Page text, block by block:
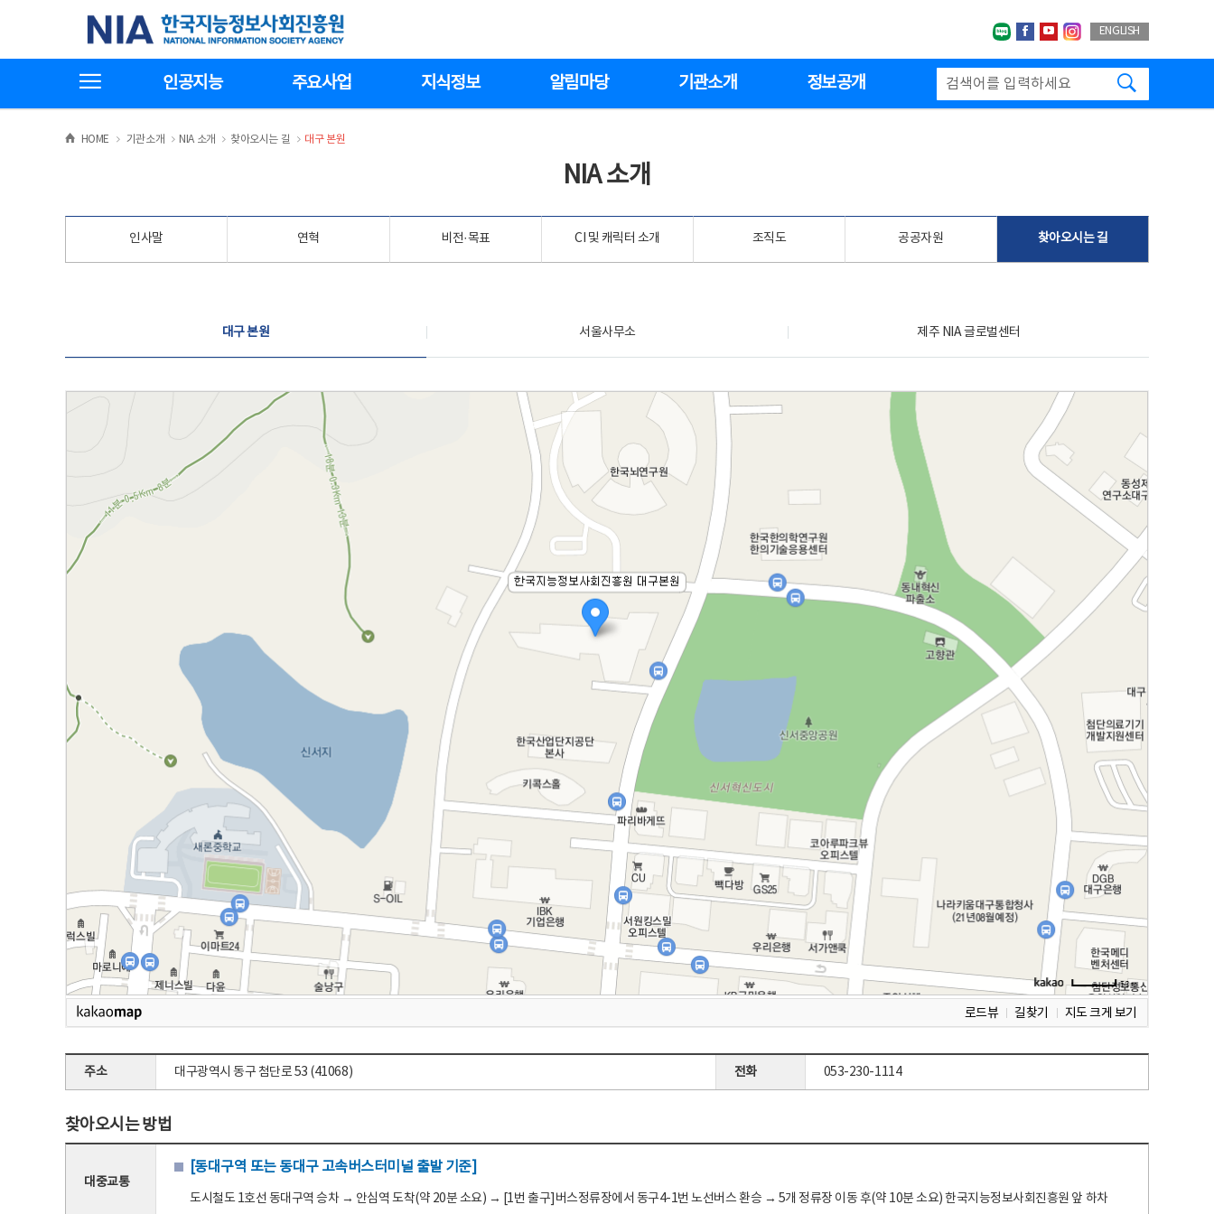
기
한국지능정보사회진흥원
네이버블로그
페이스북
유투브인스타그랩
ENGLISH
인공지능 주요사업 지식정보 알림마당 기관소개 정보공개
HOME >
기관소개 >NIA 소개 >
찾아오시는 길 >
대구 본원
NIA 소개
인사말 연혁 비전·목표 CI 및 캐릭터 소개 조직도 공공자원 찾아오시는 길
대구 본원 서울사무소 제주 NIA 글로벌센터
로드뷰 길찾기 지도 크게 보기
주소 대구광역시 동구 첨단로 53 (41068) 전화 053-230-1114
찾아오시는 방법
대중교통
[동대구역 또는 동대구 고속버스터미널 출발 기준]
도시철도 1호선 동대구역 승차 → 안심역 도착(약 20분 소요) → [1번 출구]버스정류장에서 동구4-1번 노선버스 환승 → 5개 정류장 이동 후(약 10분 소요) 한국지능정보사회진흥원 앞 하차